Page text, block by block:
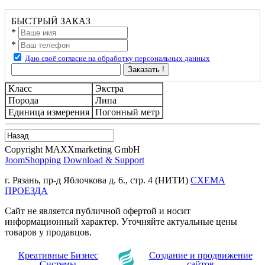
БЫСТРЫЙ ЗАКАЗ
*
*
Даю своё согласие на обработку персональных данных
Заказать !
Класс
Экстра
Порода
Липа
Единица измерения Погонный метр
Copyright MAXXmarketing GmbH
JoomShopping Download & Support
г. Рязань, пр-д Яблочкова д. 6., стр. 4 (НИТИ) СХЕМА
ПРОЕЗДА
Сайт не является публичной офертой и носит
информационный характер. Уточняйте актуальные цены
товаров у продавцов.
Креативные Бизнес
Создание и продвижение